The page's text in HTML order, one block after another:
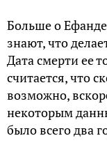
Больше о
знают, что
Дата смерти ее
считается, что
возможно,
некоторым
было всего два